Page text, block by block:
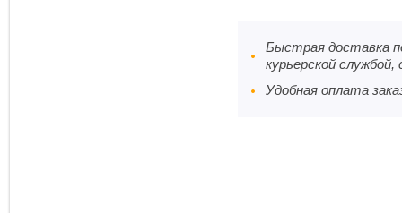
Быстрая доставка
курьерской службой,
Удобная оплата